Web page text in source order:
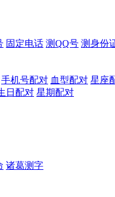
固定电话 测QQ号 测身份
手机号配对 血型配对 星座
日配对 星期配对
诸葛测字